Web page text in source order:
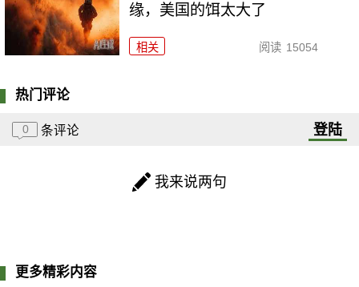
缘，美国的饵太大了
相关 阅读 15054
热门评论
0 条评论 登陆
我来说两句
更多精彩内容